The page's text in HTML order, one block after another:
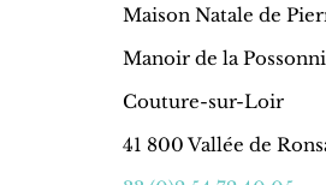
Maison Natale de
Manoir de la
Couture-sur-Loir
41 800 Vallée de